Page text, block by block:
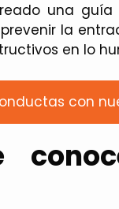
una
la
en lo
con